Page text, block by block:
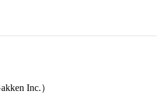
Inc.）